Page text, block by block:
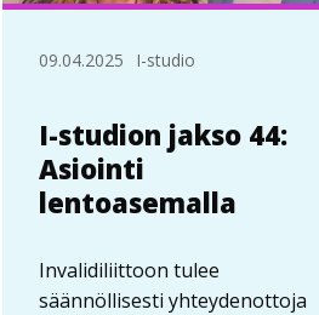
09.04.2025 I-studio
I-studion jakso 44:
Asiointi
lentoasemalla
Invalidiliittoon tulee
säännöllisesti yhteydenottoja